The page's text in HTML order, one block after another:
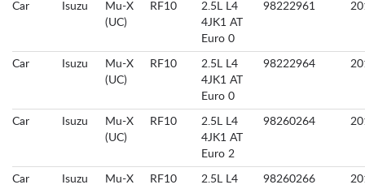
Car Isuzu
Mu-X
(UC)
RF10
2.5L L4
4JK1 AT
Euro 0
98222961
Car Isuzu
Mu-X
(UC)
RF10
2.5L L4
4JK1 AT
Euro 0
98222964
Car Isuzu
Mu-X
(UC)
RF10
2.5L L4
4JK1 AT
Euro 2
98260264
Car Isuzu
Mu-X
RF10
2.5L L4
98260266